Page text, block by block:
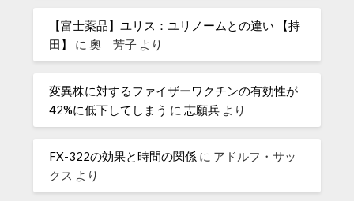
【富士薬品】ユリス：ユリノームとの違い 【持
田】
に奧 芳子 より
変異株に対するファイザーワクチンの有効性が
42%に低下してしまう に志願兵 より
FX-322の効果と時間の関係 に アドルフ・サッ
クス より